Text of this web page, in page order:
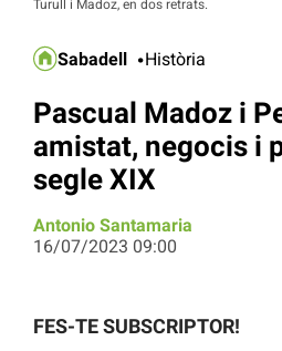
Turull i Madoz, en dos retrats.
Sabadell Història
Pascual Madoz i
amistat, negocis i
segle XIX
Antonio Santamaria
16/07/2023 09:00
FES-TE SUBSCRIPTOR!